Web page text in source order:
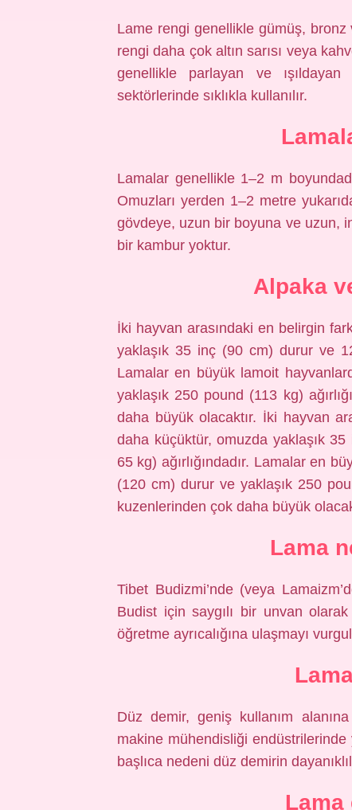
Lame rengi genellikle gümüş, bronz
rengi daha çok altın sarısı veya
genellikle parlayan ve
sektörlerinde sıklıkla kullanılır.
Lamalar genellikle 1–2 m
Omuzları yerden 1–2 metre
gövdeye, uzun bir boyuna ve uzun,
bir kambur yoktur.
Alpaka
İki hayvan arasındaki en belirgin
yaklaşık 35 inç (90 cm) durur ve
Lamalar en büyük lamoit
yaklaşık 250 pound (113 kg)
daha büyük olacaktır. İki hayvan
daha küçüktür, omuzda yaklaşık
65 kg) ağırlığındadır. Lamalar en
(120 cm) durur ve yaklaşık 250
kuzenlerinden çok daha büyük
Lama
Tibet Budizmi’nde (veya
Budist için saygılı bir unvan
öğretme ayrıcalığına ulaşmayı
Düz demir, geniş kullanım
makine mühendisliği
başlıca nedeni düz demirin